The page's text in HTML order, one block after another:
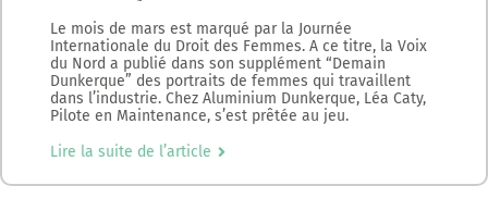
Le mois de mars est marqué par la Journée
Internationale du Droit des Femmes. A ce titre, la Voix
du Nord a publié dans son supplément “Demain
Dunkerque” des portraits de femmes qui travaillent
dans l’industrie. Chez Aluminium Dunkerque, Léa Caty,
Pilote en Maintenance, s’est prêtée au jeu.
Lire la suite de l’article